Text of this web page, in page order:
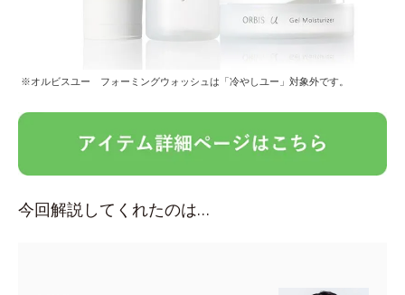
※オルビスユー フォーミングウォッシュは「冷やしユー」対象外です。
今回解説してくれたのは…